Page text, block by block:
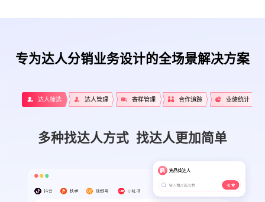
专为达人分销业务设计的全场景解决方案
达人筛选 达人管理 寄样管理 合作追踪 业绩统计
多种找达人方式 找达人更加简单